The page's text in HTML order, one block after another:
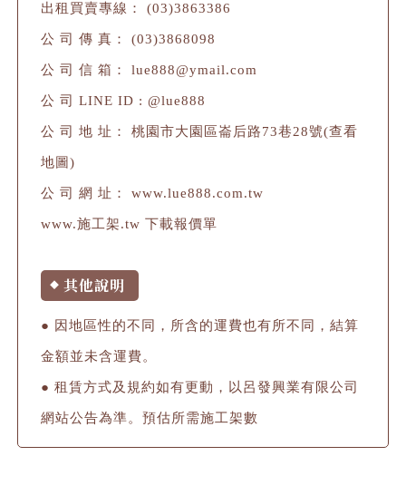
出租買賣專線：(03)3863386
公 司 傳 真： (03)3868098
公 司 信 箱：lue888@ymail.com
公 司 LINE ID : @lue888
公 司 地 址：桃園市大園區崙后路73巷28號(查看
地圖)
公 司 網 址：www.lue888.com.tw
www.施工架.tw 下載報價單
◆ 其他說明
● 因地區性的不同，所含的運費也有所不同，結算
金額並未含運費。
● 租賃方式及規約如有更動，以呂發興業有限公司
網站公告為準。預估所需施工架數